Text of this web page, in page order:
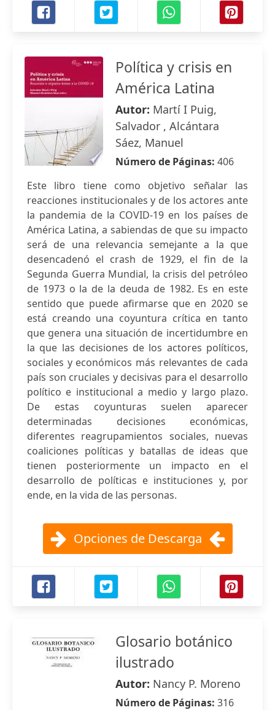
Política y crisis en
América Latina
Autor: Martí I Puig,
Salvador , Alcántara
Sáez, Manuel
Número de Páginas: 406
Este libro tiene como objetivo señalar las
reacciones institucionales y de los actores ante
la pandemia de la COVID-19 en los países de
América Latina, a sabiendas de que su impacto
será de una relevancia semejante a la que
desencadenó el crash de 1929, el fin de la
Segunda Guerra Mundial, la crisis del petróleo
de 1973 o la de la deuda de 1982. Es en este
sentido que puede afirmarse que en 2020 se
está creando una coyuntura crítica en tanto
que genera una situación de incertidumbre en
la que las decisiones de los actores políticos,
sociales y económicos más relevantes de cada
país son cruciales y decisivas para el desarrollo
político e institucional a medio y largo plazo.
De estas coyunturas suelen aparecer
determinadas decisiones económicas,
diferentes reagrupamientos sociales, nuevas
coaliciones políticas y batallas de ideas que
tienen posteriormente un impacto en el
desarrollo de políticas e instituciones y, por
ende, en la vida de las personas.
Opciones de Descarga
Glosario botánico
ilustrado
Autor: Nancy P. Moreno
Número de Páginas: 316